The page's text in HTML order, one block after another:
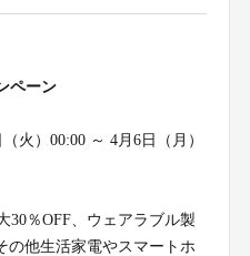
ペーン
火）00:00 ～ 4月6日（月）
30％OFF、ウェアラブル製
の他生活家電やスマートホ